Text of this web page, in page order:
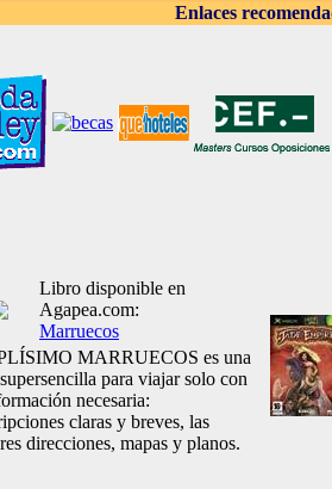
Enlaces
Libro disponible en
Agapea.com:
Marruecos
MARRUECOS es una
para viajar solo con
necesaria:
claras y breves, las
direcciones, mapas y planos.